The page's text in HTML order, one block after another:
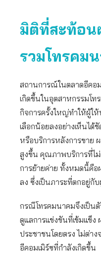
มิติที่สะท้อน
รวมโทรคม
สถานการณ์ในตลาดอีคอ
เกิดขึ้นในอุตสาหกรรมโท
กิจการครั้งใหญ่ทำให้ผู้ใ
เลือกน้อยลงอย่างเห็นได้
หรือบริการหลังการขาย
สูงขึ้น คุณภาพบริการที่ไ
การย้ายค่าย ทั้งหมดนี้คือ
ลง ซึ่งเป็นภาระที่ตกอยู่กั
กรณีโทรคมนาคมจึงเป็น
ดูแลการแข่งขันที่เข้มแข็
ประชาชนโดยตรง ไม่ต่
อีคอมเมิร์ซที่กำลังเกิดขึ้น